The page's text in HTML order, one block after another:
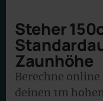
Steher
Zaunhöhe
Berechne
deinen 1m